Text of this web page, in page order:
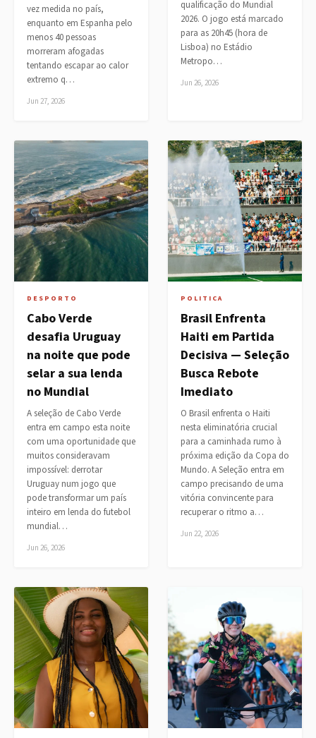
vez medida no país,
enquanto em Espanha pelo
menos 40 pessoas
morreram afogadas
tentando escapar ao calor
extremo q…
Jun 27, 2026
qualificação do Mundial
2026. O jogo está marcado
para as 20h45 (hora de
Lisboa) no Estádio
Metropo…
Jun 26, 2026
DESPORTO
Cabo Verde
desafia Uruguay
na noite que pode
selar a sua lenda
no Mundial
A seleção de Cabo Verde
entra em campo esta noite
com uma oportunidade que
muitos consideravam
impossível: derrotar
Uruguay num jogo que
pode transformar um país
inteiro em lenda do futebol
mundial…
Jun 26, 2026
POLITICA
Brasil Enfrenta
Haiti em Partida
Decisiva — Seleção
Busca Rebote
Imediato
O Brasil enfrenta o Haiti
nesta eliminatória crucial
para a caminhada rumo à
próxima edição da Copa do
Mundo. A Seleção entra em
campo precisando de uma
vitória convincente para
recuperar o ritmo a…
Jun 22, 2026